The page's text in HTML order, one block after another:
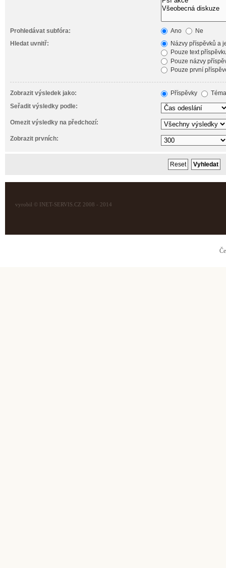
Prohledávat subfóra: Ano
Ne
Hledat uvnitř:
Názvy příspěvků a
Pouze text
Pouze názvy
Pouze první
Zobrazit výsledek jako: Příspěvky
Seřadit výsledky podle:
Omezit výsledky na předchozí:
Zobrazit prvních:
vyrobil © INET-SERVIS.CZ 2008 - 2014